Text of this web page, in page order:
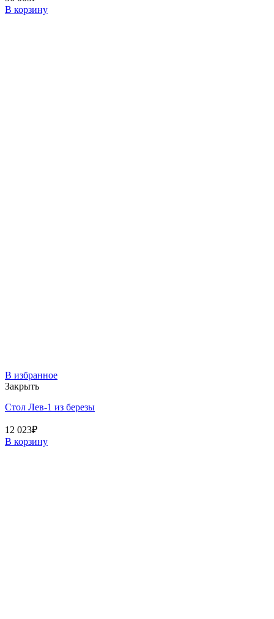
В корзину
В избранное
Закрыть
Стол Лев-1 из березы
12 023₽
В корзину